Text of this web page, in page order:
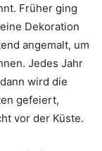
Früher ging
Dekoration
angemalt, um
Jedes Jahr
wird die
gefeiert,
vor der Küste.